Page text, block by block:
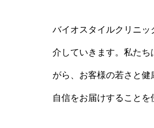
先進予防医療
先進予防医療
再生医療の安全性を見極
技術の先にある14のチェ
バイオスタイルクリニ
介していきます。私た
がら、お客様の若さと
自信をお届けすることを